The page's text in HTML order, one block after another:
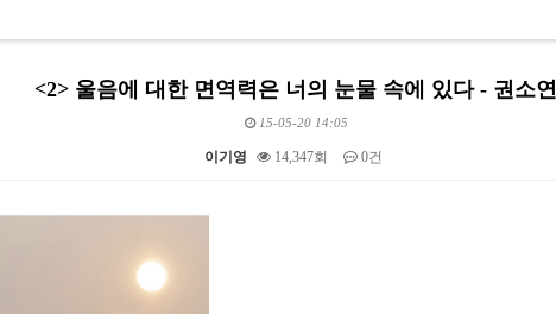
<2> 울음에 대한 면역력은 너의 눈물 속에 있다 - 권소연
15-05-20 14:05
이기영 14,347회 0건